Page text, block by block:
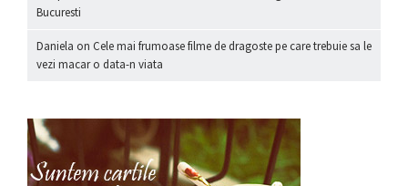
Bucuresti
Daniela on Cele mai frumoase filme de dragoste pe care trebuie sa le
vezi macar o data-n viata